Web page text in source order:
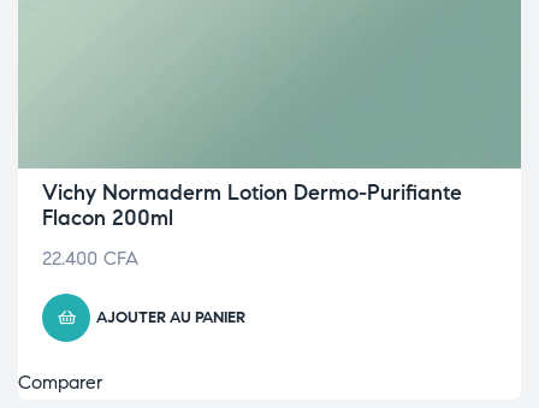
Vichy Normaderm Lotion Dermo-Purifiante
Flacon 200ml
22.400 CFA
AJOUTER AU PANIER
Comparer